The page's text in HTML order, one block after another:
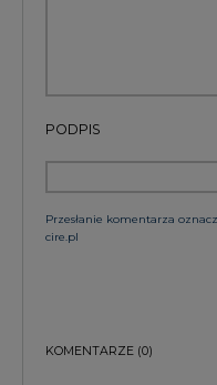
PODPIS
Przesłanie komentarza
cire.pl
KOMENTARZE (0)